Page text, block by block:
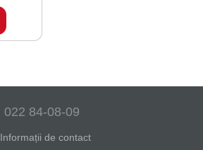
022 84-08-09
Informații de contact